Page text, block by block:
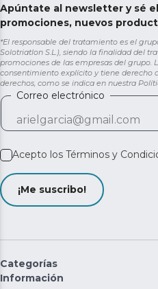
Apúntate al newsletter y sé
promociones, nuevos
*El responsable del tratamiento es el
Solotriatlon S.L.), siendo la finalidad del
promociones de las empresas del grupo.
consentimiento explícito y tiene derecho
derechos, como se indica en nuestra
Correo electrónico
Acepto los Términos y
¡Me suscribo!
Categorías
Información